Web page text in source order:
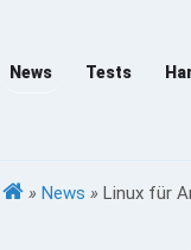
News Tests
» News » Linux für